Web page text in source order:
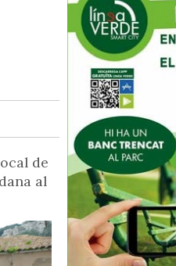
de
al